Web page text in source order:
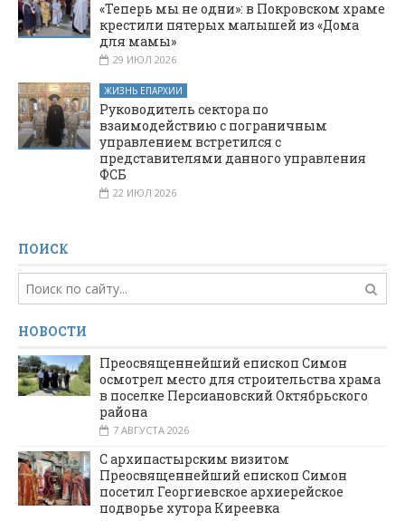
«Теперь мы не одни»: в Покровском храме
крестили пятерых малышей из «Дома
для мамы»
29 ИЮЛ 2026
ЖИЗНЬ ЕПАРХИИ
Руководитель сектора по
взаимодействию с пограничным
управлением встретился с
представителями данного управления
ФСБ
22 ИЮЛ 2026
ПОИСК
НОВОСТИ
Преосвященнейший епископ Симон
осмотрел место для строительства храма
в поселке Персиановский Октябрьского
района
7 АВГУСТА 2026
С архипастырским визитом
Преосвященнейший епископ Симон
посетил Георгиевское архиерейское
подворье хутора Киреевка